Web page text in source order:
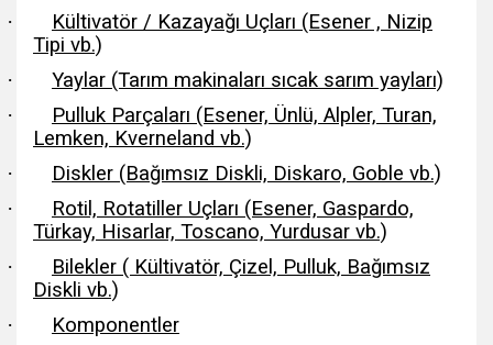
·
Kültivatör / Kazayağı Uçları (Esener , Nizip
Tipi vb.)
· Yaylar (Tarım makinaları sıcak sarım yayları)
·
Pulluk Parçaları (Esener, Ünlü, Alpler, Turan,
Lemken, Kverneland vb.)
· Diskler (Bağımsız Diskli, Diskaro, Goble vb.)
·
Rotil, Rotatiller Uçları (Esener, Gaspardo,
Türkay, Hisarlar, Toscano, Yurdusar vb.)
·
Bilekler ( Kültivatör, Çizel, Pulluk, Bağımsız
Diskli vb.)
·
Komponentler